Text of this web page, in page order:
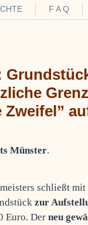
F A Q
Münster.
schließt mit
zur
Euro. Der neu